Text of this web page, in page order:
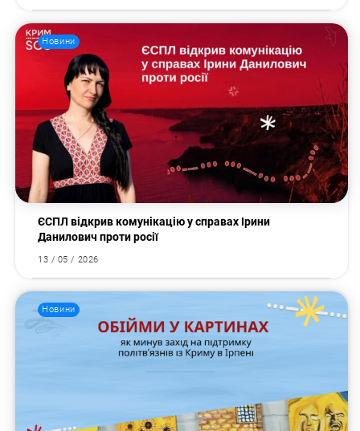
Новини
ЄСПЛ відкрив комунікацію у справах Ірини
Данилович проти росії
13 / 05 / 2026
Новини